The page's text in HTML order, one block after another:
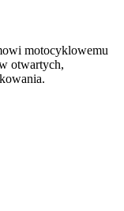
motocyklowemu
otwartych,